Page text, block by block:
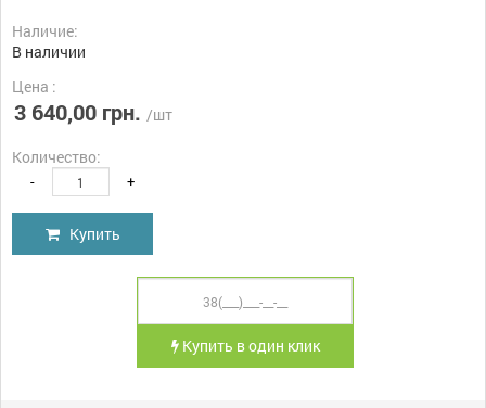
Наличие:
В наличии
Цена :
3 640,00 грн. /шт
Количество:
- +
Купить
Купить в один клик